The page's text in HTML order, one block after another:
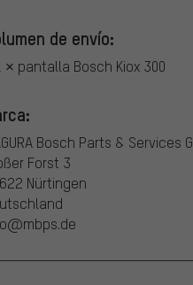
de envío:
× pantalla Bosch Kiox 300
Bosch Parts & Services
Forst 3
Nürtingen